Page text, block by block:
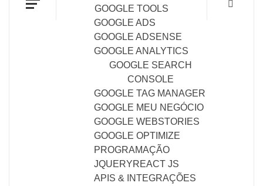
GOOGLE TOOLS
GOOGLE ADS
GOOGLE ADSENSE
GOOGLE ANALYTICS
GOOGLE SEARCH
CONSOLE
GOOGLE TAG MANAGER
GOOGLE MEU NEGÓCIO
GOOGLE WEBSTORIES
GOOGLE OPTIMIZE
PROGRAMAÇÃO
JQUERYREACT JS
APIS & INTEGRAÇÕES